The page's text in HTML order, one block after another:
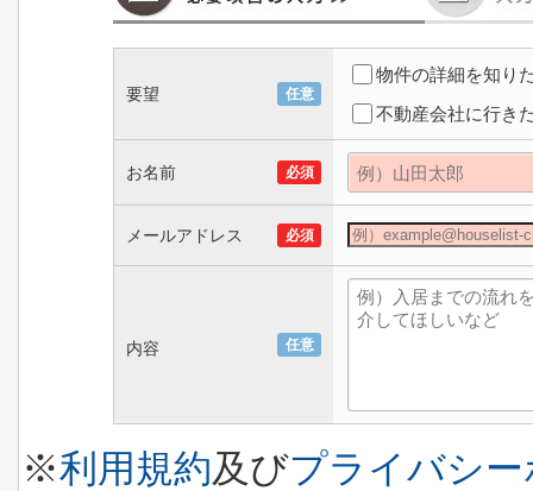
要望 任意
物件の詳細を知り
不動産会社に行き
お名前 必須
メールアドレス 必須
内容 任意
※利用規約及びプライバシ